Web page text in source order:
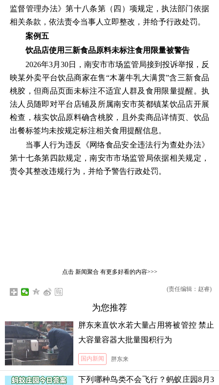
监督管理办法》第十八条第（四）项规定，执法部门依据
相关条款，依法责令当事人立即整改，并给予行政处罚。
案例五
饮品店使用三新食品原料未标注食用限量被警告
2026年3月30日，南安市市场监管局接到投诉举报，反
映某外卖平台饮品商家在售“木薯牛乳大满贯”含三新食品
桃胶，但商品页面未标注不适宜人群及食用限量提醒。执
法人员随即对平台店铺及所属南安市英都镇某饮品店开展
检查，核实饮品原料确含桃胶，且外卖商品详情页、饮品
出餐标签均未按规定标注相关食用提醒信息。
当事人行为违反《网络食品安全违法行为查处办法》
第十七条第四款规定，南安市市场监管局依据相关规定，
责令其整改违规行为，并给予警告行政处罚。
点击 新闻聚合有更多好看的内容>>>
(责任编辑：赵睿)
为您推荐
胖东来直饮水若大量占用将被管控 禁止
大容量容器大批量囤积行为
国内新闻 胖东来
下列哪种鸟类不会飞行？蚂蚁庄园8月3